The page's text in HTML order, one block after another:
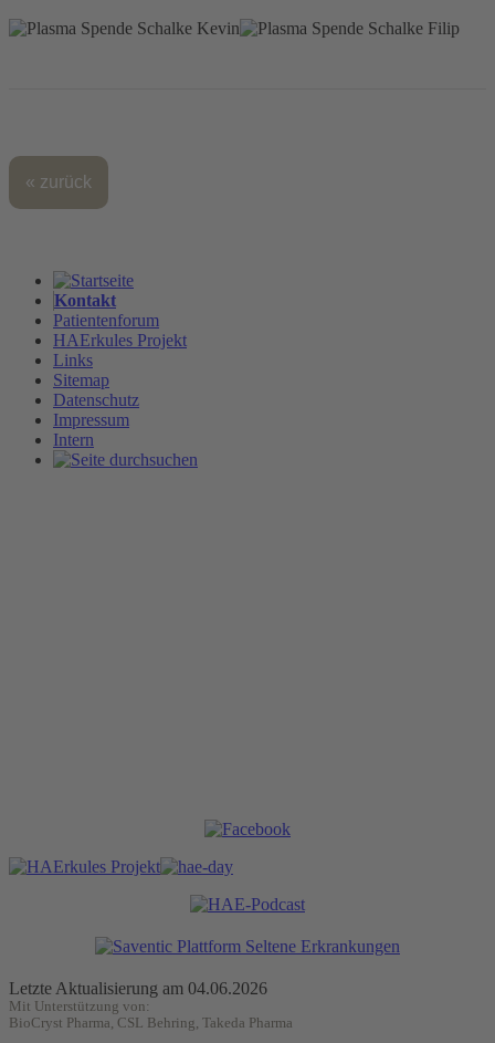
« zurück
Kontakt
Patientenforum
HAErkules Projekt
Links
Sitemap
Datenschutz
Impressum
Intern
Letzte Aktualisierung am 04.06.2026
Mit Unterstützung von:
BioCryst Pharma, CSL Behring, Takeda Pharma